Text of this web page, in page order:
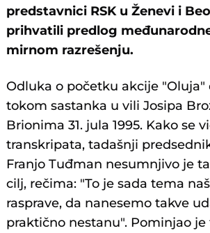
predstavnici RSK u Ženevi i
prihvatili predlog
mirnom razrešenju.
Odluka o početku akcije "Oluja"
tokom sastanka u vili Josipa
Brionima 31. jula 1995. Kako se
transkripata, tadašnji
Franjo Tuđman nesumnjivo je
cilj, rečima: "To je sada tema
rasprave, da nanesemo takve
praktično nestanu". Pominjao je